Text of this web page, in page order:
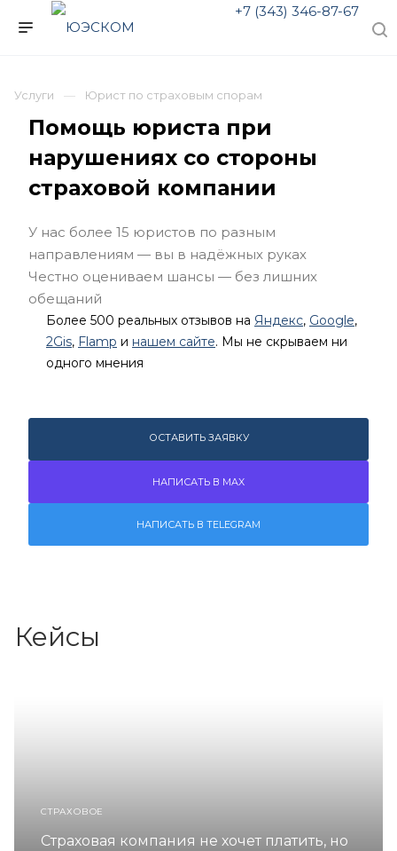
+7 (343) 346-87-67
Услуги Юрист по страховым спорам
Помощь юриста при
нарушениях со стороны
страховой компании
У нас более 15 юристов по разным
направлениям — вы в надёжных руках
Честно оцениваем шансы — без лишних
обещаний
Более 500 реальных отзывов на Яндекс, Google,
2Gis, Flamp и нашем сайте. Мы не скрываем ни
одного мнения
ОСТАВИТЬ ЗАЯВКУ
НАПИСАТЬ В MAX
НАПИСАТЬ В TELEGRAM
Кейсы
СТРАХОВОЕ
Страховая компания не хочет платить, но